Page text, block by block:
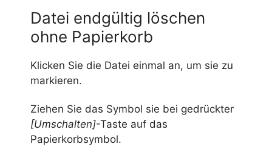
Datei endgültig löschen
ohne Papierkorb
Klicken Sie die Datei einmal an, um sie zu
markieren.
Ziehen Sie das Symbol sie bei gedrückter
[Umschalten]-Taste auf das
Papierkorbsymbol.